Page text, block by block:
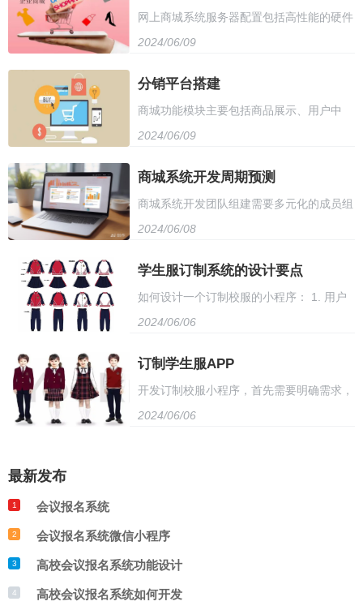
置权限管理，确保只有授权用户才能进行后
的可定制性和扩展性，可以根据用户需求进
大的安全保障，确保用户数据和交易安全。
它适用于各种规模的企业和个人，是搭建电
网上商城系统服务器配置包括高性能的硬件
设备，如高速的处理器、大容量内存、高速
硬盘存储空间和网络带宽。此外，考虑到系
统安全和稳定性，还需配备高可靠性的操作
制。同时，考虑到网站流量和用户需求，应
选择具有负载均衡和弹性扩展能力的云服务
2024/06/09
分销平台搭建
商城功能模块主要包括商品展示、用户中
心、购物车、结账、评价等功能。商品展示
可按照类别或关键字进行展示，方便用户浏
览；用户中心提供注册、登录、个人信息管
纳多个商品，方便用户一次性结算；结账模
块提供多种支付方式，满足用户多样化需
评价，提升商城服务质量。
2024/06/09
商城系统开发周期预测
商城系统开发团队组建需要多元化的成员组
合，包括前端开发、后端开发、数据库管
理、UI设计等。团队成员应具备扎实的技术
基础，同时也需具备良好的团队协作精神和
成员之间的互补性，以实现高效的协同工
作。同时，定期进行团队培训和交流，以保
2024/06/08
学生服订制系统的设计要点
如何设计一个订制校服的小程序： 1. 用户
注册与登录：用户需注册账号并登录系统。
2. 尺寸选择：提供多种尺寸供用户选择，包
括身高、胸围、肩宽等。 3. 款式定制：用
付方式。 6. 定制进度查询：用户可随时查
询校服定制进度。 7. 售后服务：提供售后
2024/06/06
订制学生服APP
开发订制校服小程序，首先需要明确需求，
包括款式、颜色、尺码等。然后，设计小程
2024/06/06
最新发布
1 会议报名系统
2 会议报名系统微信小程序
3 高校会议报名系统功能设计
4 高校会议报名系统如何开发